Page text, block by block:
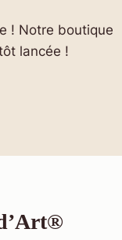
! Notre boutique
lancée !